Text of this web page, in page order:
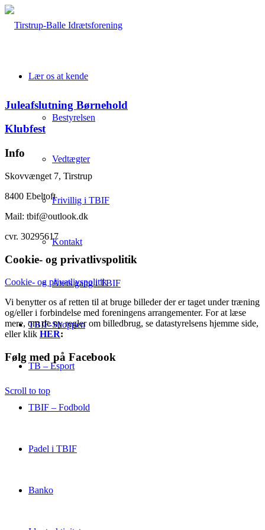
Lær os at kende
Bestyrelsen
Vedtægter
Frivillig i TBIF
Kontakt
Årets gang i TBIF
TBIF-Shoppen
TB – Esport
TBIF – Fodbold
Padel i TBIF
Banko
Juleafslutning Børnehold
Klubfest
Info
Skovvænget 7, Tirstrup
8400 Ebeltoft
Mail: tbif@outlook.dk
cvr. 30295617
Cookie- og privatlivspolitik
Cookie- og privatlivspolitik
Vi benytter os af retten til at bruge billeder der er taget under træning
og/eller i forbindelse med foreningens arrangementer. For at læse
mere, om de ny regler om billedbrug, se datastyrelsens hjemme side,
eller klik HER:
Følg med på Facebook
Scroll to top